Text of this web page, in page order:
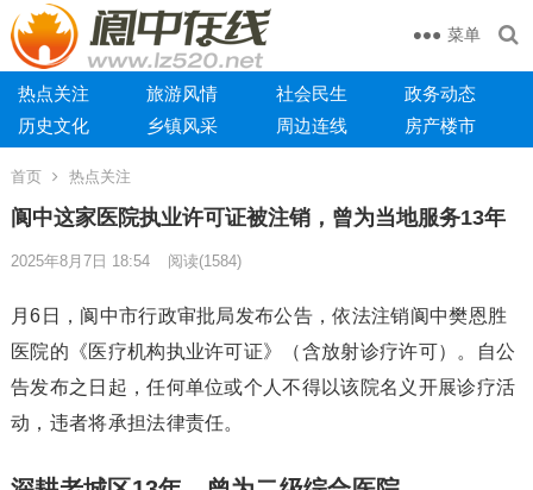
菜单
热点关注 旅游风情 社会民生
政务动态
历史文化
乡镇风采 周边连线 房产楼市
首页 热点关注
阆中这家医院执业许可证被注销，曾为当地服务13年
2025年8月7日 18:54 阅读(1584)
月6日，阆中市行政审批局发布公告，依法注销阆中樊恩胜
医院的《医疗机构执业许可证》（含放射诊疗许可）。自公
告发布之日起，任何单位或个人不得以该院名义开展诊疗活
动，违者将承担法律责任。